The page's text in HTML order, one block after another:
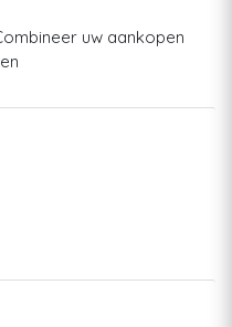
uw aankopen